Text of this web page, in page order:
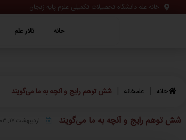
خانه علم دانشگاه تحصیلات تکمیلی علوم پایه زنجان
خانه تالار علم
خانه تالار علم ثبت‌نام
خانه علمخانه شش توهم رایج و آنچه به ما می‌گویند
شش توهم رایج و آنچه به ما می‌گویند اردیبهشت ۱۷, ۱۴۰۳